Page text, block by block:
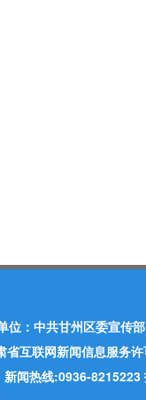
位：中共甘州区委宣传
省互联网新闻信息服务
新闻热线:0936-8215223